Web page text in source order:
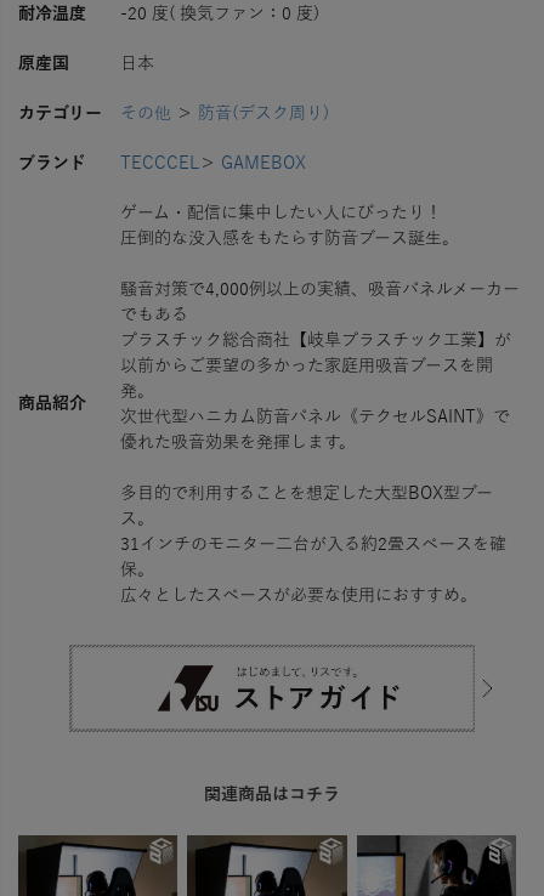
耐冷温度 -20 度( 換気ファン：0 度)
原産国 日本
カテゴリー その他 ＞ 防音(デスク周り)
ブランド TECCCEL ＞ GAMEBOX
商品紹介
ゲーム・配信に集中したい人にぴったり！
圧倒的な没入感をもたらす防音ブース誕生。
騒音対策で4,000例以上の実績、吸音パネルメーカー
でもある
プラスチック総合商社【岐阜プラスチック工業】が
以前からご要望の多かった家庭用吸音ブースを開
発。
次世代型ハニカム防音パネル《テクセルSAINT》で
優れた吸音効果を発揮します。
多目的で利用することを想定した大型BOX型ブー
ス。
31インチのモニター二台が入る約2畳スペースを確
保。
広々としたスペースが必要な使用におすすめ。
関連商品はコチラ